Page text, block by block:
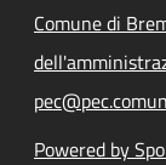
Comune di
Powered by